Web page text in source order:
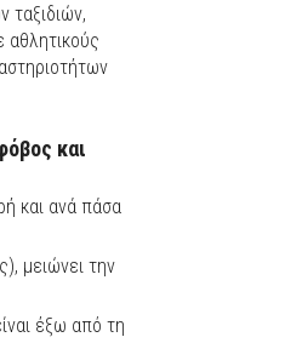
αθλητικούς
και
και ανά πάσα
μειώνει την
έξω από τη